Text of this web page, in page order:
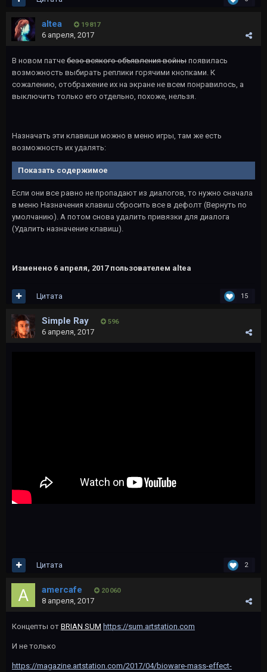
altea 19 817
6 апреля, 2017
В новом патче безо всякого объявления войны появилась
возможность выбирать реплики горячими кнопками. К
сожалению, отображение их на экране не всем понравилось, а
выключить только его отдельно, похоже, нельзя.
Назначать эти клавиши можно в меню игры, там же есть
возможность их удалять:
Показать содержимое
Если они все равно не пропадают из диалогов, то нужно сначала
в меню Назначения клавиш сбросить все в дефолт (Вернуть по
умолчанию). А потом снова удалить привязки для диалога
(Удалить назначение клавиш).
Изменено 6 апреля, 2017пользователем altea
15
Цитата
Simple Ray 596
6 апреля, 2017
2
Цитата
amercafe 20 060
8 апреля, 2017
Концепты от BRIAN SUM https://sum.artstation.com
И не только
https://magazine.artstation.com/2017/04/bioware-mass-effect-